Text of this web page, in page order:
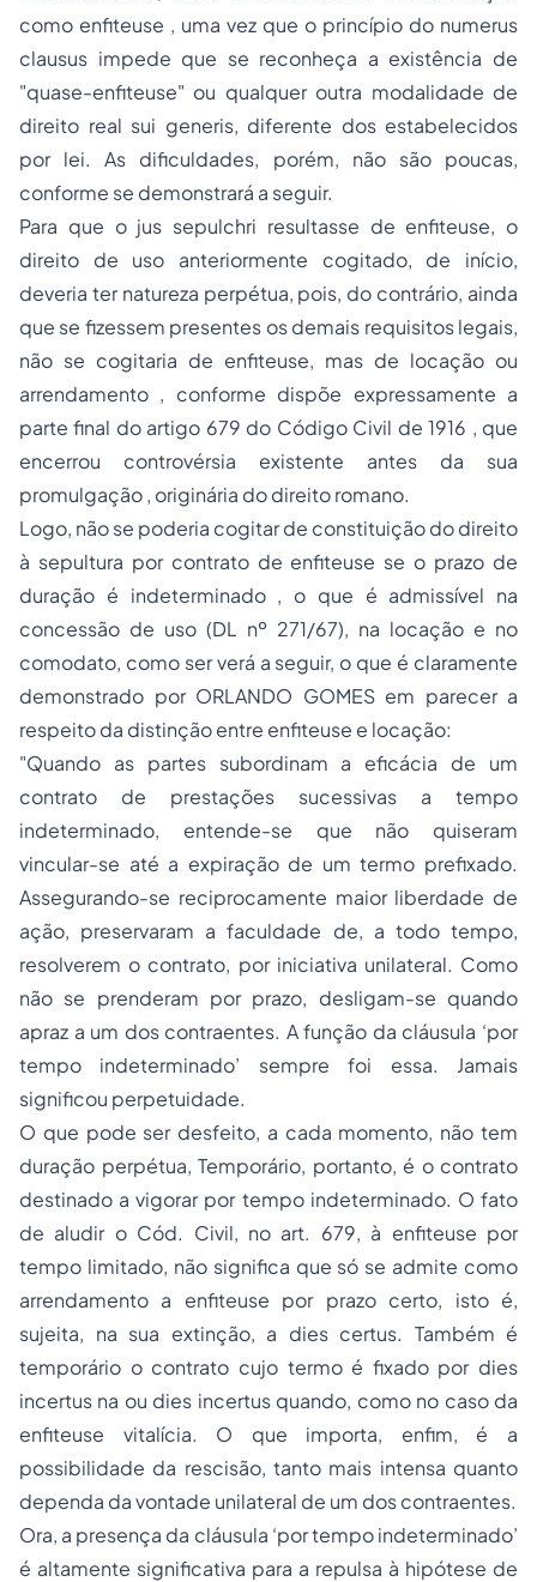
como enfiteuse , uma vez que o princípio do numerus
clausus impede que se reconheça a existência de
"quase-enfiteuse" ou qualquer outra modalidade de
direito real sui generis, diferente dos estabelecidos
por lei. As dificuldades, porém, não são poucas,
conforme se demonstrará a seguir.
Para que o jus sepulchri resultasse de enfiteuse, o
direito de uso anteriormente cogitado, de início,
deveria ter natureza perpétua, pois, do contrário, ainda
que se fizessem presentes os demais requisitos legais,
não se cogitaria de enfiteuse, mas de locação ou
arrendamento , conforme dispõe expressamente a
parte final do artigo 679 do Código Civil de 1916 , que
encerrou controvérsia existente antes da sua
promulgação , originária do direito romano.
Logo, não se poderia cogitar de constituição do direito
à sepultura por contrato de enfiteuse se o prazo de
duração é indeterminado , o que é admissível na
concessão de uso (DL nº 271/67), na locação e no
comodato, como ser verá a seguir, o que é claramente
demonstrado por ORLANDO GOMES em parecer a
respeito da distinção entre enfiteuse e locação:
"Quando as partes subordinam a eficácia de um
contrato de prestações sucessivas a tempo
indeterminado, entende-se que não quiseram
vincular-se até a expiração de um termo prefixado.
Assegurando-se reciprocamente maior liberdade de
ação, preservaram a faculdade de, a todo tempo,
resolverem o contrato, por iniciativa unilateral. Como
não se prenderam por prazo, desligam-se quando
apraz a um dos contraentes. A função da cláusula ‘por
tempo indeterminado’ sempre foi essa. Jamais
significou perpetuidade.
O que pode ser desfeito, a cada momento, não tem
duração perpétua, Temporário, portanto, é o contrato
destinado a vigorar por tempo indeterminado. O fato
de aludir o Cód. Civil, no art. 679, à enfiteuse por
tempo limitado, não significa que só se admite como
arrendamento a enfiteuse por prazo certo, isto é,
sujeita, na sua extinção, a dies certus. Também é
temporário o contrato cujo termo é fixado por dies
incertus na ou dies incertus quando, como no caso da
enfiteuse vitalícia. O que importa, enfim, é a
possibilidade da rescisão, tanto mais intensa quanto
dependa da vontade unilateral de um dos contraentes.
Ora, a presença da cláusula ‘por tempo indeterminado’
é altamente significativa para a repulsa à hipótese de